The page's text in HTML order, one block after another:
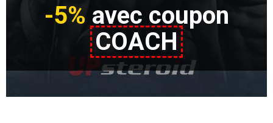
-5% avec coupon
COACH